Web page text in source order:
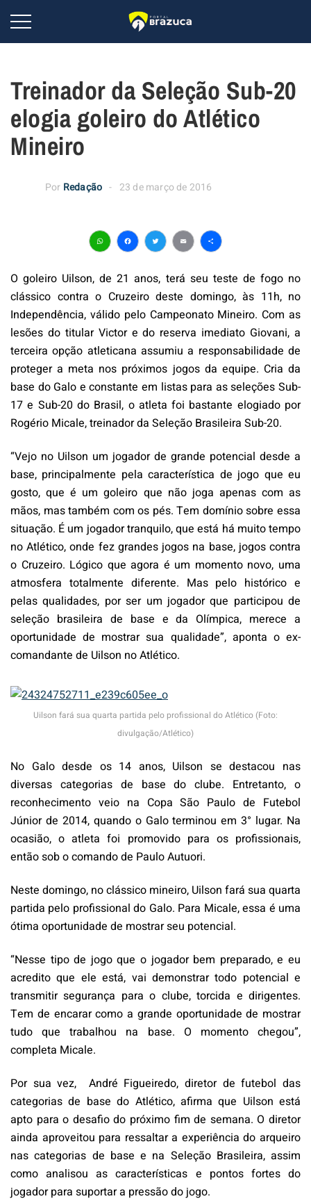
Treinador da Seleção Sub-20
elogia goleiro do Atlético
Mineiro
Por Redação 23 de março de 2016
WhatsApp
Facebook
Twitter
EmailShare
O goleiro Uilson, de 21 anos, terá seu teste de fogo no
clássico contra o Cruzeiro deste domingo, às 11h, no
Independência, válido pelo Campeonato Mineiro. Com as
lesões do titular Victor e do reserva imediato Giovani, a
terceira opção atleticana assumiu a responsabilidade de
proteger a meta nos próximos jogos da equipe. Cria da
base do Galo e constante em listas para as seleções Sub-
17 e Sub-20 do Brasil, o atleta foi bastante elogiado por
Rogério Micale, treinador da Seleção Brasileira Sub-20.
“Vejo no Uilson um jogador de grande potencial desde a
base, principalmente pela característica de jogo que eu
gosto, que é um goleiro que não joga apenas com as
mãos, mas também com os pés. Tem domínio sobre essa
situação. É um jogador tranquilo, que está há muito tempo
no Atlético, onde fez grandes jogos na base, jogos contra
o Cruzeiro. Lógico que agora é um momento novo, uma
atmosfera totalmente diferente. Mas pelo histórico e
pelas qualidades, por ser um jogador que participou de
seleção brasileira de base e da Olímpica, merece a
oportunidade de mostrar sua qualidade”, aponta o ex-
comandante de Uilson no Atlético.
Uilson fará sua quarta partida pelo profissional do Atlético (Foto:
divulgação/Atlético)
No Galo desde os 14 anos, Uilson se destacou nas
diversas categorias de base do clube. Entretanto, o
reconhecimento veio na Copa São Paulo de Futebol
Júnior de 2014, quando o Galo terminou em 3° lugar. Na
ocasião, o atleta foi promovido para os profissionais,
então sob o comando de Paulo Autuori.
Neste domingo, no clássico mineiro, Uilson fará sua quarta
partida pelo profissional do Galo. Para Micale, essa é uma
ótima oportunidade de mostrar seu potencial.
“Nesse tipo de jogo que o jogador bem preparado, e eu
acredito que ele está, vai demonstrar todo potencial e
transmitir segurança para o clube, torcida e dirigentes.
Tem de encarar como a grande oportunidade de mostrar
tudo que trabalhou na base. O momento chegou”,
completa Micale.
Por sua vez, André Figueiredo, diretor de futebol das
categorias de base do Atlético, afirma que Uilson está
apto para o desafio do próximo fim de semana. O diretor
ainda aproveitou para ressaltar a experiência do arqueiro
nas categorias de base e na Seleção Brasileira, assim
como analisou as características e pontos fortes do
jogador para suportar a pressão do jogo.